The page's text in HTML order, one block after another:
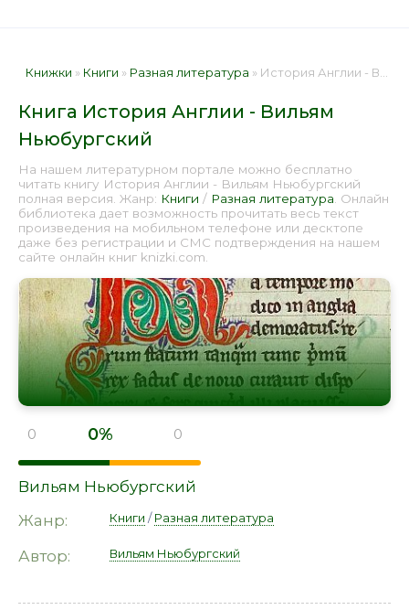
Книжки » Книги » Разная литература » История Англии - Вильям Ньюбургский 📕 - Книга онлайн бесплатно
Книга История Англии - Вильям
Ньюбургский
На нашем литературном портале можно бесплатно
читать книгу История Англии - Вильям Ньюбургский
полная версия. Жанр: Книги / Разная литература . Онлайн
библиотека дает возможность прочитать весь текст
произведения на мобильном телефоне или десктопе
даже без регистрации и СМС подтверждения на нашем
сайте онлайн книг knizki.com.
0 0% 0
Вильям Ньюбургский
Жанр:
Книги /Разная литература
Автор: Вильям Ньюбургский